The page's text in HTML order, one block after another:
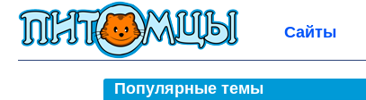
Сайты
Популярные темы